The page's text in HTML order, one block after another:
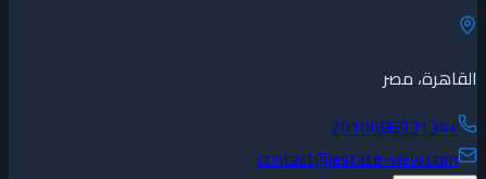
القاهرة، مصر
+201068693134
contact@estate-view.com